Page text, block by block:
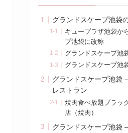
グランドスケープ池袋
キュープラザ池袋か
プ池袋に改称
グランドスケープ池
グランドスケープ池
グランドスケープ池袋
レストラン
焼肉食べ放題ブラッ
店（焼肉）
グランドスケープ池袋